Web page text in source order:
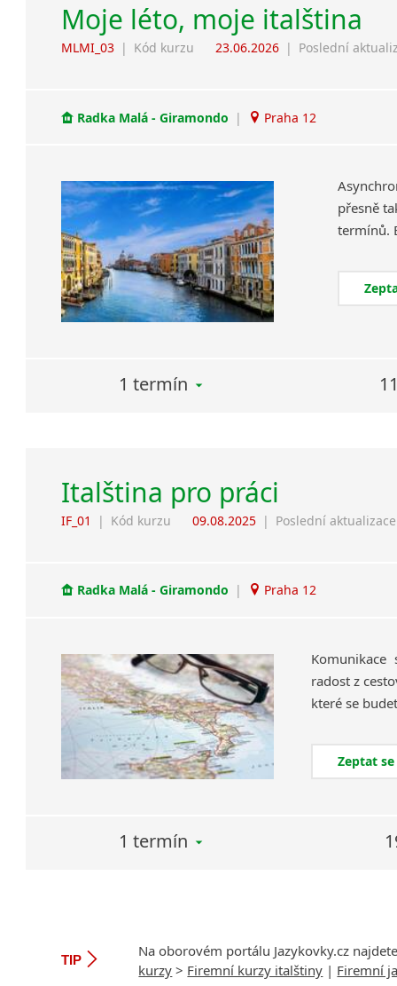
Moje léto, moje italština
MLMI_03 | Kód kurzu 23.06.2026 | Poslední
Radka Malá - Giramondo | Praha 12
přesně
1 termín
Italština pro práci
IF_01 | Kód kurzu 09.08.2025 | Poslední aktualizace
Radka Malá - Giramondo | Praha 12
radost z
Zeptat
1 termín
TIP
Na oborovém portálu Jazykovky.cz
kurzy > Firemní kurzy italštiny | Firemní